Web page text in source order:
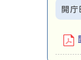
開庁